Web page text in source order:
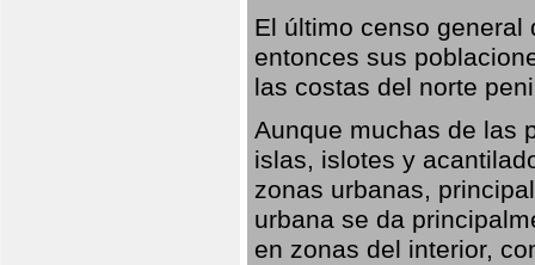
El último censo
entonces sus
las costas del norte
Aunque muchas de las
islas, islotes y
zonas urbanas,
urbana se da
en zonas del interior,